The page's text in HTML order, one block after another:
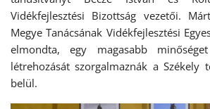
Vidékfejlesztési Bizottság vezetői.
Megye Tanácsának Vidékfejlesztési
elmondta, egy magasabb
létrehozását szorgalmaznák a Székely
belül.